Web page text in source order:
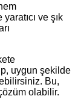
ve şık
uygun şekilde
Bu,
olabilir.